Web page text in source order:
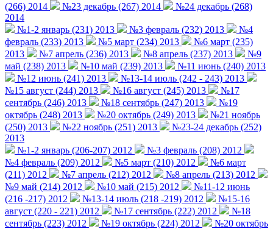
(266) 2014
№23 декабрь (267) 2014
№24 декабрь (268)
2014
№1-2 январь (231) 2013
№3 февраль (232) 2013
№4
февраль (233) 2013
№5 март (234) 2013
№6 март (235)
2013
№7 апрель (236) 2013 №8 апрель (237) 2013
№9
май (238) 2013
№10 май (239) 2013
№11 июнь (240) 2013
№12 июнь (241) 2013
№13-14 июль (242 - 243) 2013
№15 август (244) 2013
№16 август (245) 2013
№17
сентябрь (246) 2013
№18 сентябрь (247) 2013
№19
октябрь (248) 2013
№20 октябрь (249) 2013
№21 ноябрь
(250) 2013
№22 ноябрь (251) 2013
№23-24 декабрь (252)
2013
№1-2 январь (206-207) 2012
№3 февраль (208) 2012
№4 февраль (209) 2012
№5 март (210) 2012
№6 март
(211) 2012
№7 апрель (212) 2012
№8 апрель (213) 2012
№9 май (214) 2012
№10 май (215) 2012
№11-12 июнь
(216 -217) 2012
№13-14 июль (218 -219) 2012
№15-16
август (220 - 221) 2012
№17 сентябрь (222) 2012
№18
сентябрь (223) 2012
№19 октябрь (224) 2012
№20 октябрь